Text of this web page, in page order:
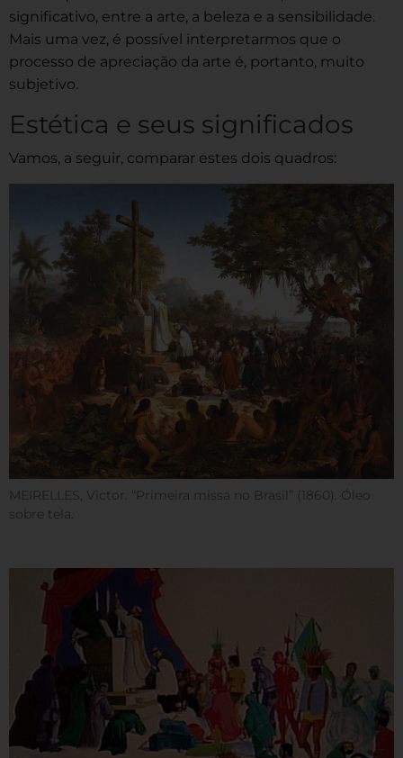
significativo, entre a arte, a beleza e a sensibilidade.
Mais uma vez, é possível interpretarmos que o
processo de apreciação da arte é, portanto, muito
subjetivo.
Estética e seus significados
Vamos, a seguir, comparar estes dois quadros:
MEIRELLES, Victor. “Primeira missa no Brasil” (1860). Óleo
sobre tela.